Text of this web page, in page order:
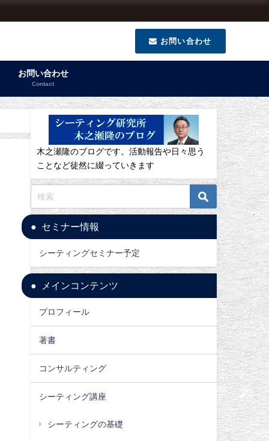
お問い合わせ
お問い合わせ
Contact
木之瀬隆のブログです。活動報告や日々思う
ことなど徒然に綴っていきます
セミナー情報
シーティングセミナー予定
メインコンテンツ
プロフィール
著書
コンサルティング
シーティング講座
シーティングの基礎